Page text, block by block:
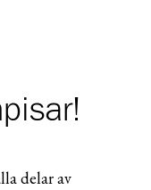
delar av